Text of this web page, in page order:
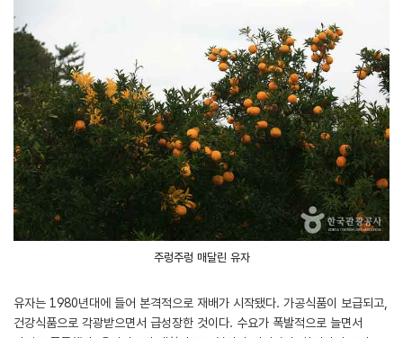
주렁주렁 매달린 유자
유자는 1980년대에 들어 본격적으로 재배가 시작됐다. 가공식품이 보급되고,
건강식품으로 각광받으면서 급성장한 것이다. 수요가 폭발적으로 늘면서